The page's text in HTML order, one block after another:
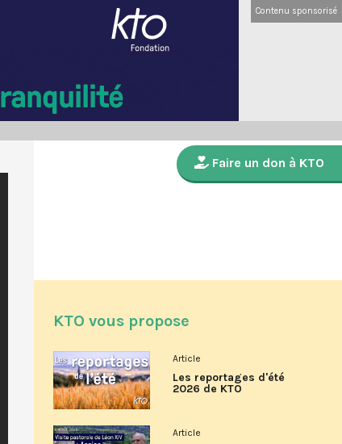
Contenu sponsorisé
Faire un don à KTO
KTO vous propose
Article
Les reportages d'été
2026 de KTO
Article